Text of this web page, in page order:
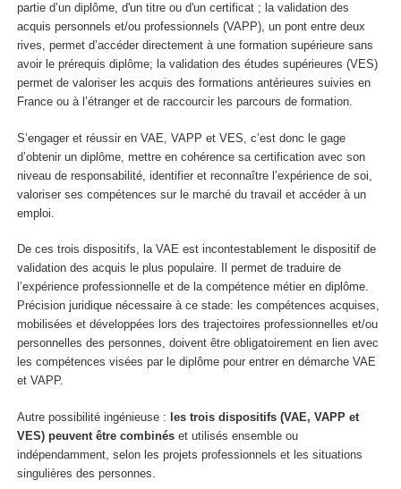
partie d’un diplôme, d'un titre ou d'un certificat ; la validation des
acquis personnels et/ou professionnels (VAPP), un pont entre deux
rives, permet d’accéder directement à une formation supérieure sans
avoir le prérequis diplôme; la validation des études supérieures (VES)
permet de valoriser les acquis des formations antérieures suivies en
France ou à l’étranger et de raccourcir les parcours de formation.
S’engager et réussir en VAE, VAPP et VES, c’est donc le gage
d’obtenir un diplôme, mettre en cohérence sa certification avec son
niveau de responsabilité, identifier et reconnaître l’expérience de soi,
valoriser ses compétences sur le marché du travail et accéder à un
emploi.
De ces trois dispositifs, la VAE est incontestablement le dispositif de
validation des acquis le plus populaire. Il permet de traduire de
l’expérience professionnelle et de la compétence métier en diplôme.
Précision juridique nécessaire à ce stade: les compétences acquises,
mobilisées et développées lors des trajectoires professionnelles et/ou
personnelles des personnes, doivent être obligatoirement en lien avec
les compétences visées par le diplôme pour entrer en démarche VAE
et VAPP.
Autre possibilité ingénieuse : les trois dispositifs (VAE, VAPP et
VES) peuvent être combinés et utilisés ensemble ou
indépendamment, selon les projets professionnels et les situations
singulières des personnes.